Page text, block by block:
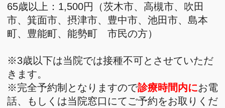
65歳以上：1,500円（茨木市、高槻市、吹田
市、箕面市、摂津市、豊中市、池田市、島本
町、豊能町、能勢町 市民の方）
※3歳以下は当院では接種不可とさせていただ
きます。
※完全予約制となりますので診療時間内にお電
話、もしくは当院窓口にてご予約をお取りくだ